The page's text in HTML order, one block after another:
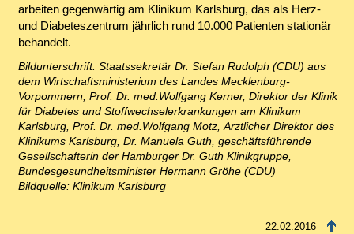
arbeiten gegenwärtig am Klinikum Karlsburg, das als Herz-
und Diabeteszentrum jährlich rund 10.000 Patienten stationär
behandelt.
Bildunterschrift: Staatssekretär Dr. Stefan Rudolph (CDU) aus
dem Wirtschaftsministerium des Landes Mecklenburg-
Vorpommern, Prof. Dr. med.Wolfgang Kerner, Direktor der Klinik
für Diabetes und Stoffwechselerkrankungen am Klinikum
Karlsburg, Prof. Dr. med.Wolfgang Motz, Ärztlicher Direktor des
Klinikums Karlsburg, Dr. Manuela Guth, geschäftsführende
Gesellschafterin der Hamburger Dr. Guth Klinikgruppe,
Bundesgesundheitsminister Hermann Gröhe (CDU)
Bildquelle: Klinikum Karlsburg
22.02.2016